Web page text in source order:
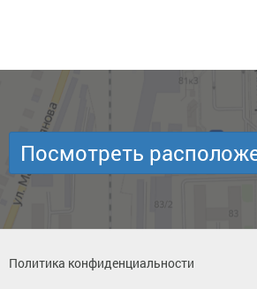
Посмотреть
Политика конфиденциальности